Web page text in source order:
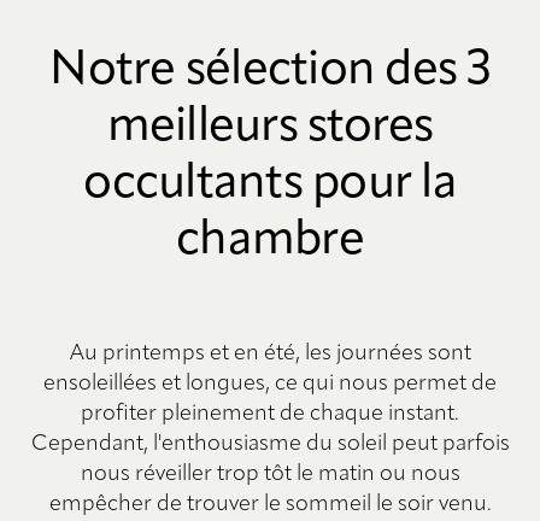
Notre sélection des 3
meilleurs stores
occultants pour la
chambre
Au printemps et en été, les journées sont
ensoleillées et longues, ce qui nous permet de
profiter pleinement de chaque instant.
Cependant, l'enthousiasme du soleil peut parfois
nous réveiller trop tôt le matin ou nous
empêcher de trouver le sommeil le soir venu.